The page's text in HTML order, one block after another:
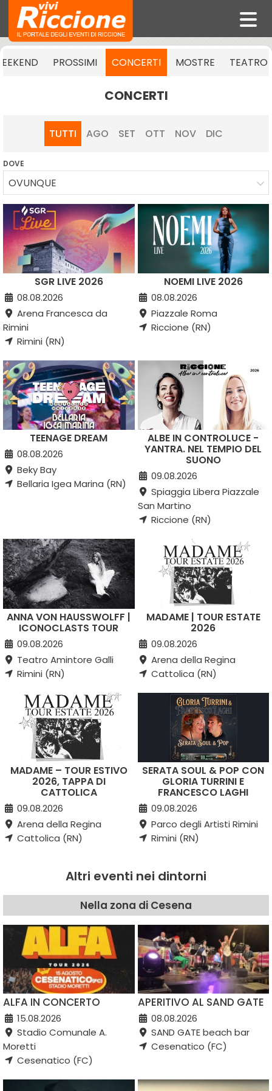
PROSSIMI CONCERTI MOSTRE TEATRO
CONCERTI
TUTTI AGO SET OTT NOV DIC
DOVE
OVUNQUE
SGR LIVE 2026
08.08.2026
Arena Francesca da
Rimini
Rimini (RN)
NOEMI LIVE 2026
08.08.2026
Piazzale Roma
Riccione (RN)
TEENAGE DREAM
08.08.2026
Beky Bay
Bellaria Igea Marina (RN)
ALBE IN CONTROLUCE -
YANTRA. NEL TEMPIO DEL
SUONO
09.08.2026
Spiaggia Libera Piazzale
San Martino
Riccione (RN)
ANNA VON HAUSSWOLFF |
ICONOCLASTS TOUR
09.08.2026
Teatro Amintore Galli
Rimini (RN)
MADAME | TOUR ESTATE
2026
09.08.2026
Arena della Regina
Cattolica (RN)
MADAME – TOUR ESTIVO
2026, TAPPA DI
CATTOLICA
09.08.2026
Arena della Regina
Cattolica (RN)
SERATA SOUL & POP CON
GLORIA TURRINI E
FRANCESCO LAGHI
09.08.2026
Parco degli Artisti Rimini
Rimini (RN)
Altri eventi nei dintorni
Nella zona di Cesena
ALFA IN CONCERTO
15.08.2026
Stadio Comunale A.
Moretti
Cesenatico (FC)
APERITIVO AL SAND GATE
08.08.2026
SAND GATE beach bar
Cesenatico (FC)